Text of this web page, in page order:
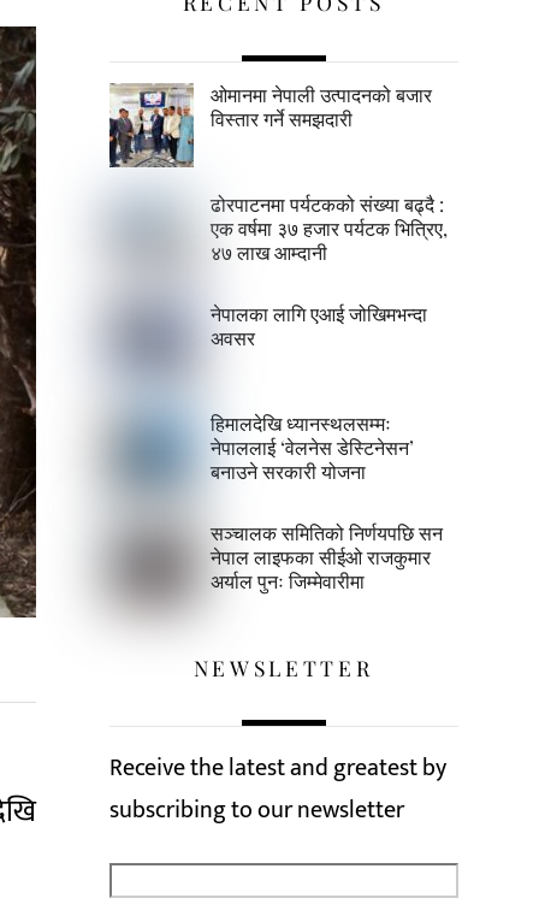
ओमानमा नेपाली उत्पादनको बजार
विस्तार गर्ने समझदारी
ढोरपाटनमा पर्यटकको संख्या बढ्दै :
एक वर्षमा ३७ हजार पर्यटक भित्रिए,
४७ लाख आम्दानी
नेपालका लागि एआई जोखिमभन्दा
अवसर
हिमालदेखि ध्यानस्थलसम्मः
नेपाललाई ‘वेलनेस डेस्टिनेसन’
बनाउने सरकारी योजना
सञ्चालक समितिको निर्णयपछि सन
नेपाल लाइफका सीईओ राजकुमार
अर्याल पुनः जिम्मेवारीमा
NEWSLETTER
Receive the latest and greatest by
subscribing to our newsletter